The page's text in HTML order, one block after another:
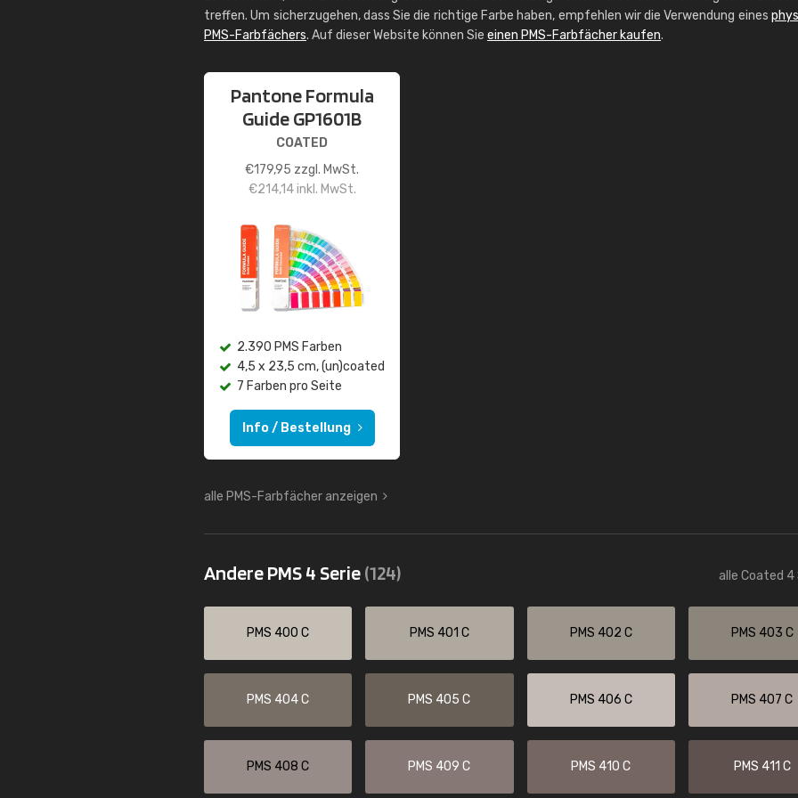
treffen. Um sicherzugehen, dass Sie die richtige Farbe haben, empfehlen wir die Verwendung eines
PMS-Farbfächers. Auf dieser Website können Sie einen PMS-Farbfächer kaufen.
Pantone Formula
Guide GP1601B
COATED
€179,95 zzgl. MwSt.
€214,14inkl. MwSt.
2.390 PMS Farben
4,5 x 23,5 cm, (un)coated
7 Farben pro Seite
Info / Bestellung
alle PMS-Farbfächer anzeigen
Andere PMS 4 Serie(124) alle Coated 4
PMS 400 C PMS 401 C PMS 402 C PMS 403 C
PMS 404 C PMS 405 C PMS 406 C PMS 407 C
PMS 408 C PMS 409 C PMS 410 C PMS 411 C